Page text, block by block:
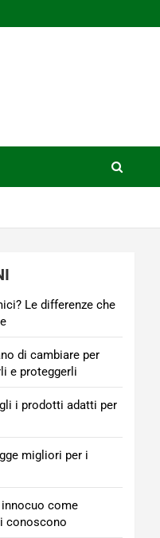
Le differenze che
di cambiare per
e proteggerli
i prodotti adatti per
migliori per i
innocuo come
conoscono